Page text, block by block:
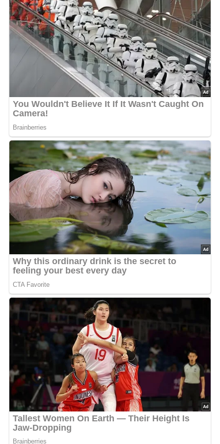
1/4 Liter Vollmilch
125 g Weizenmehl
4 Eier
2 Eigelb
80 g Butter
200 g Magerquark
1 Päckchen Vanillinzucker
60 g Zucker
30 g süße Mandeln
30 g Sultaninen
40 g Staubzucker
Lob, Kritik, Fragen oder Anregungen zum Rezept?
Dann hinterlasse doch bitte einen Kommentar am
Ende dieser Seite & auch eine Bewertung!
Und so werden die
Eierpfannkuchen mit
Quarkfüllung gemacht
Aus der reichlichen Hälfte der Milch, dem Mehl und den
4 ganzen Eiern mit einer Prise Salz eine
Eierkuchenmasse zubereiten. Dazu das Mehl nach und
nach unter ständigem Rühren in die Milch einarbeiten,
dann die Eier hinzufügen und zu einer glatten Masse
verrühren.
In einer Pfanne etwas Butter erhitzen und aus dem Teig
kleine Eierkuchen von beiden Seiten goldgelb braten.
Die Eierkuchen warm halten.
Den Magerquark durch ein Sieb streichen, um eine
feine Konsistenz zu erhalten.
Die Mandeln brühen, abziehen und in Stifte schneiden.
Die Sultaninen waschen.
Den gestrichenen Magerquark in eine Schüssel geben